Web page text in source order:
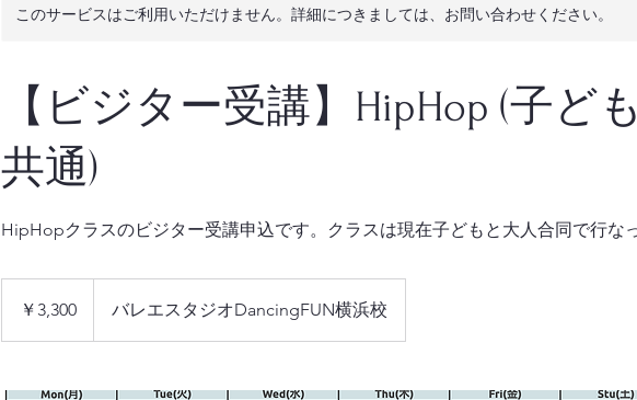
このサービスはご利用いただけません。詳細につきましては、お問い合わせください。
【ビジター受講】HipHop (子ど
共通)
HipHopクラスのビジター受講申込です。クラスは現在子どもと大人合同で行な
￥3,300 バレエスタジオDancingFUN横浜校